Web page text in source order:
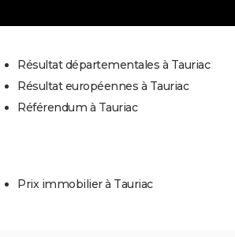
Résultat départementales à Tauriac
Résultat européennes à Tauriac
Référendum à Tauriac
Prix immobilier à Tauriac